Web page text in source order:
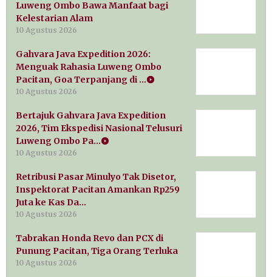
Luweng Ombo Bawa Manfaat bagi
Kelestarian Alam
10 Agustus 2026
Gahvara Java Expedition 2026:
Menguak Rahasia Luweng Ombo
Pacitan, Goa Terpanjang di …
10 Agustus 2026
Bertajuk Gahvara Java Expedition
2026, Tim Ekspedisi Nasional Telusuri
Luweng Ombo Pa…
10 Agustus 2026
Retribusi Pasar Minulyo Tak Disetor,
Inspektorat Pacitan Amankan Rp259
Juta ke Kas Da…
10 Agustus 2026
Tabrakan Honda Revo dan PCX di
Punung Pacitan, Tiga Orang Terluka
10 Agustus 2026